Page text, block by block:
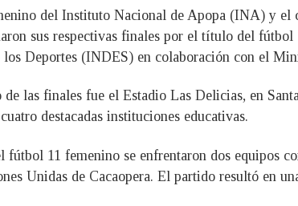
del Instituto Nacional de Apopa (INA) y el
sus respectivas finales por el título del
los Deportes (INDES) en colaboración con el
de las finales fue el Estadio Las Delicias, en
destacadas instituciones educativas.
fútbol 11 femenino se enfrentaron dos equipos
Unidas de Cacaopera. El partido resultó en